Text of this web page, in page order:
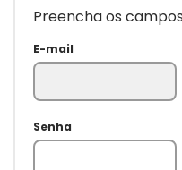
Preencha os
E-mail
Senha